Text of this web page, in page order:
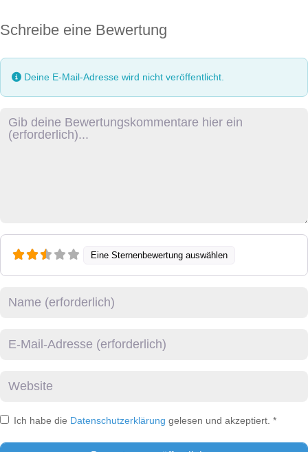
Schreibe eine Bewertung
Deine E-Mail-Adresse wird nicht veröffentlicht.
Rezensionstext
Eine Sternenbewertung auswählen
Ich habe die Datenschutzerklärung gelesen und akzeptiert. *